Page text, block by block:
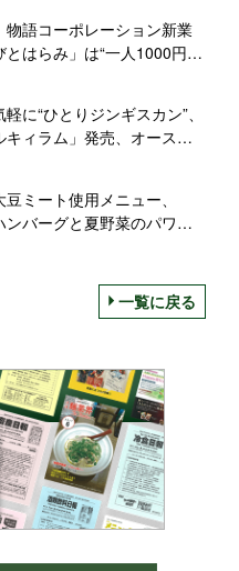
物語コーポレーション新業
はらみ」は“一人1000円
に“ひとりジンギスカン”、
キィラム」発売、オースト
ミート使用メニュー、
ンバーグと夏野菜のパワー
一覧に戻る